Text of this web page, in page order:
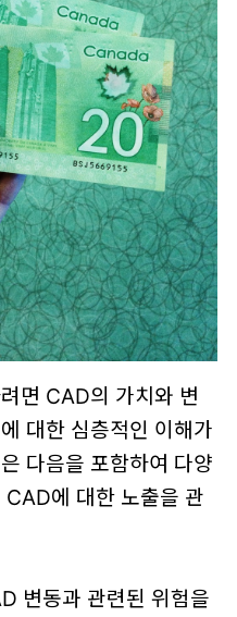
면 CAD의 가치와 변
대한 심층적인 이해가
다음을 포함하여 다양
에 대한 노출을 관
변동과 관련된 위험을